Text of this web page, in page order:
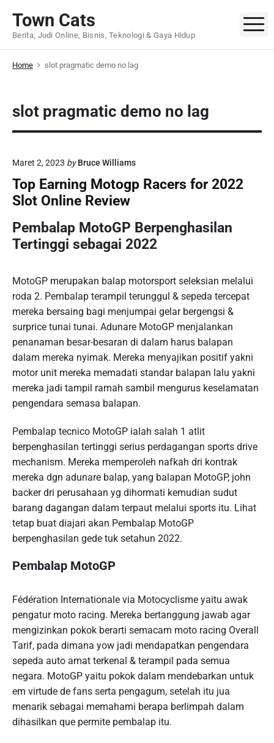
p
Town Cats
Berita, Judi Online, Bisnis, Teknologi & Gaya Hidup
Home slot pragmatic demo no lag
slot pragmatic demo no lag
Maret 2, 2023 by Bruce Williams
Top Earning Motogp Racers for 2022
Slot Online Review
Pembalap MotoGP Berpenghasilan
Tertinggi sebagai 2022
MotoGP merupakan balap motorsport seleksian melalui
roda 2. Pembalap terampil terunggul & sepeda tercepat
mereka bersaing bagi menjumpai gelar bergengsi &
surprice tunai tunai. Adunare MotoGP menjalankan
penanaman besar-besaran di dalam harus balapan
dalam mereka nyimak. Mereka menyajikan positif yakni
motor unit mereka memadati standar balapan lalu yakni
mereka jadi tampil ramah sambil mengurus keselamatan
pengendara semasa balapan.
Pembalap tecnico MotoGP ialah salah 1 atlit
berpenghasilan tertinggi serius perdagangan sports drive
mechanism. Mereka memperoleh nafkah dri kontrak
mereka dgn adunare balap, yang balapan MotoGP, john
backer dri perusahaan yg dihormati kemudian sudut
barang dagangan dalam terpaut melalui sports itu. Lihat
tetap buat diajari akan Pembalap MotoGP
berpenghasilan gede tuk setahun 2022.
Pembalap MotoGP
Fédération Internationale via Motocyclisme yaitu awak
pengatur moto racing. Mereka bertanggung jawab agar
mengizinkan pokok berarti semacam moto racing Overall
Tarif, pada dimana yow jadi mendapatkan pengendara
sepeda auto amat terkenal & terampil pada semua
negara. MotoGP yaitu pokok dalam mendebarkan untuk
em virtude de fans serta pengagum, setelah itu jua
menarik sebagai memahami berapa berlimpah dalam
dihasilkan que permite pembalap itu.